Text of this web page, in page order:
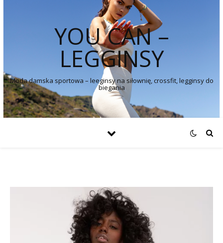
YOU CAN –
LEGGINSY
Moda damska sportowa – leeginsy na siłownię, crossfit, legginsy do
biegania